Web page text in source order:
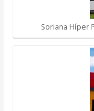
Soriana Híper